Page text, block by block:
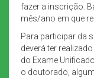
fazer a inscrição.
mês/ano em que
Para participar da
deverá ter
do Exame
o doutorado,